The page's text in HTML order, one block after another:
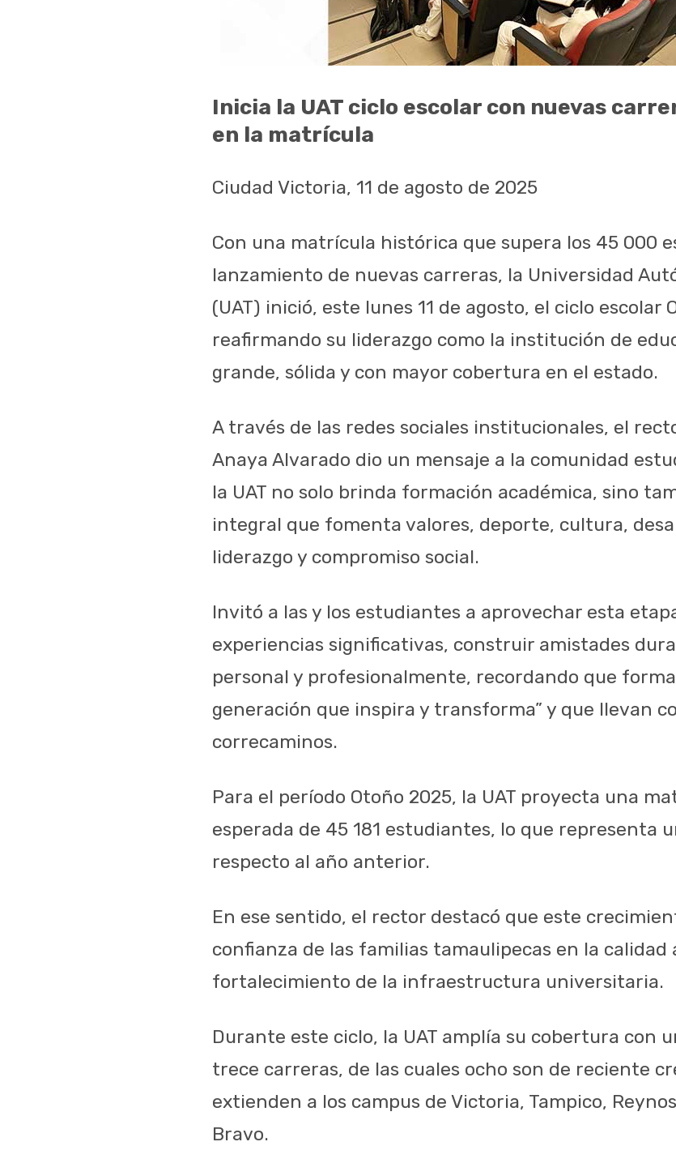
Inicia la UAT ciclo escolar con nuevas
en la matrícula
Ciudad Victoria, 11 de agosto de 2025
Con una matrícula histórica que supera los 45 000
lanzamiento de nuevas carreras, la Universidad
(UAT) inició, este lunes 11 de agosto, el ciclo escolar
reafirmando su liderazgo como la institución de
grande, sólida y con mayor cobertura en el estado.
A través de las redes sociales institucionales, el
Anaya Alvarado dio un mensaje a la comunidad
la UAT no solo brinda formación académica, sino
integral que fomenta valores, deporte, cultura,
liderazgo y compromiso social.
Invitó a las y los estudiantes a aprovechar esta
experiencias significativas, construir amistades
personal y profesionalmente, recordando que
generación que inspira y transforma” y que llevan
correcaminos.
Para el período Otoño 2025, la UAT proyecta una
esperada de 45 181 estudiantes, lo que representa
respecto al año anterior.
En ese sentido, el rector destacó que este
confianza de las familias tamaulipecas en la calidad
fortalecimiento de la infraestructura universitaria.
Durante este ciclo, la UAT amplía su cobertura con
trece carreras, de las cuales ocho son de reciente
extienden a los campus de Victoria, Tampico,
Bravo.